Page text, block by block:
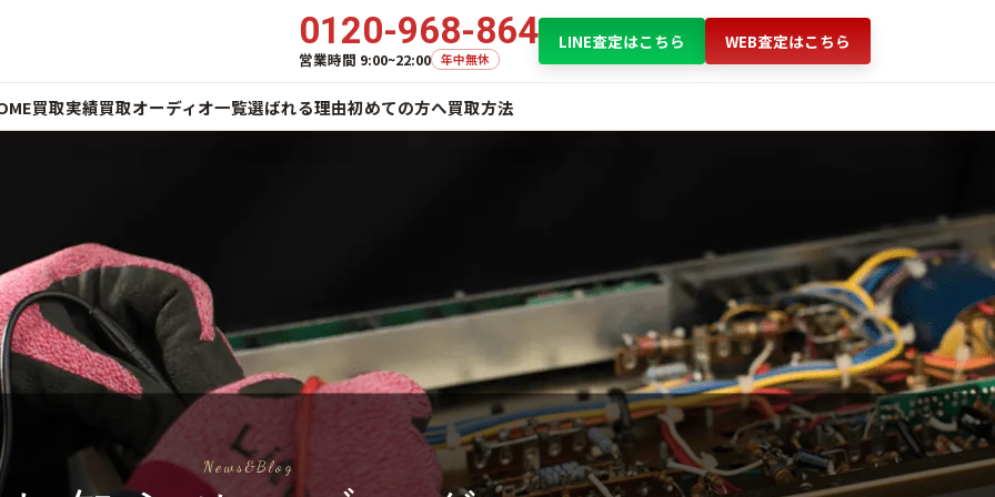
0120-968-864
営業時間 9:00~22:00 年中無休
LINE査定はこちら WEB査定はこちら
買取実績買取オーディオ一覧選ばれる理由初めての方へ買取方法
News&Blog